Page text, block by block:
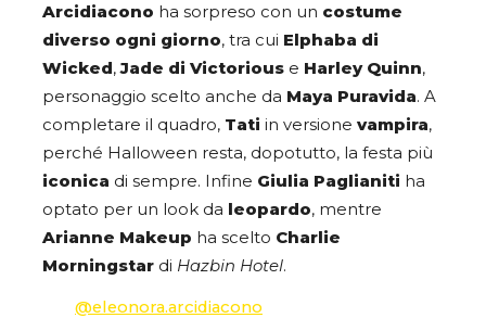
Arcidiacono ha sorpreso con un costume
diverso ogni giorno, tra cui Elphaba di
Wicked ,Jade di Victorious e Harley Quinn,
personaggio scelto anche da Maya Puravida. A
completare il quadro, Tati in versione vampira,
perché Halloween resta, dopotutto, la festa più
iconica di sempre. Infine Giulia Paglianiti ha
optato per un look da
leopardo, mentre
Arianne Makeup ha scelto Charlie
Morningstar di Hazbin Hotel.
@eleonora.arcidiacono